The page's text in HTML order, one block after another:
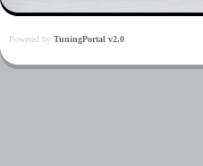
Powered by TuningPortal v2.0